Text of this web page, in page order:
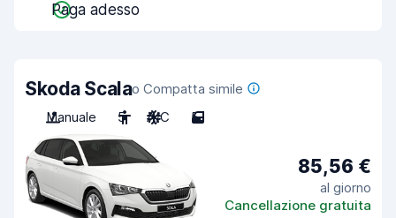
Paga adesso
Skoda Scalao Compatta simile
Manuale
5 A/C 5
85,56 €
al giorno
Cancellazione gratuita